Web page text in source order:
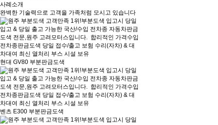
사례소개
완벽한 기술력으로 고객을 가족처럼 모시고 있습니다
현대 GV80 부분판금도색
벤츠 E300 부분판금도색